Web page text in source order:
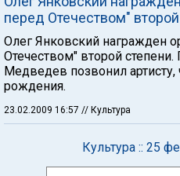
перед Отечеством"
Олег Янковский награжден
Отечеством" второй
Медведев позвонил
рождения.
23.02.2009 16:57 // Культура
Культура :: 25